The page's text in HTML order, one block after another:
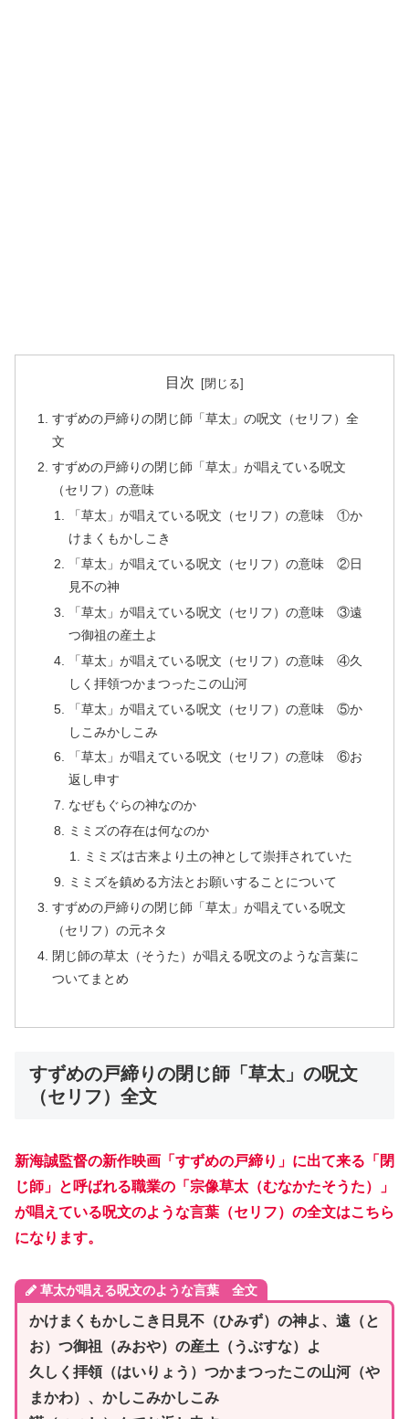
目次
すずめの戸締りの閉じ師「草太」の呪文（セリフ）全
文
すずめの戸締りの閉じ師「草太」が唱えている呪文
（セリフ）の意味
「草太」が唱えている呪文（セリフ）の意味 ①か
けまくもかしこき
「草太」が唱えている呪文（セリフ）の意味 ②日
見不の神
「草太」が唱えている呪文（セリフ）の意味 ③遠
つ御祖の産土よ
「草太」が唱えている呪文（セリフ）の意味 ④久
しく拝領つかまつったこの山河
「草太」が唱えている呪文（セリフ）の意味 ⑤か
しこみかしこみ
「草太」が唱えている呪文（セリフ）の意味 ⑥お
返し申す
なぜもぐらの神なのか
ミミズの存在は何なのか
ミミズは古来より土の神として崇拝されていた
ミミズを鎮める方法とお願いすることについて
すずめの戸締りの閉じ師「草太」が唱えている呪文
（セリフ）の元ネタ
閉じ師の草太（そうた）が唱える呪文のような言葉に
ついてまとめ
すずめの戸締りの閉じ師「草太」の呪文
（セリフ）全文
新海誠監督の新作映画「すずめの戸締り」に出て来る「閉
じ師」と呼ばれる職業の「宗像草太（むなかたそうた）」
が唱えている呪文のような言葉（セリフ）の全文はこちら
になります。
草太が唱える呪文のような言葉 全文
かけまくもかしこき日見不（ひみず）の神よ、遠（と
お）つ御祖（みおや）の産土（うぶすな）よ
久しく拝領（はいりょう）つかまつったこの山河（や
まかわ）、かしこみかしこみ